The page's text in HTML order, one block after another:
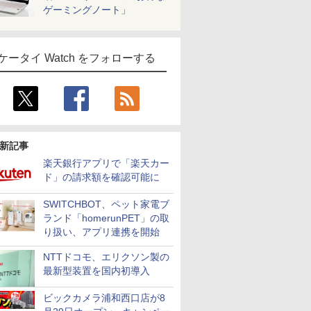
ゲーミングノート」
ータイ Watch をフォローする
記事
楽天銀行アプリで「楽天カー
ド」の請求額を確認可能に
SWITCHBOT、ペット家電ブ
ランド「homerunPET」の取
り扱い、アプリ連携を開始
NTTドコモ、エリクソン製の
最新型装置を国内初導入
ビックカメラ浦和西口店が8